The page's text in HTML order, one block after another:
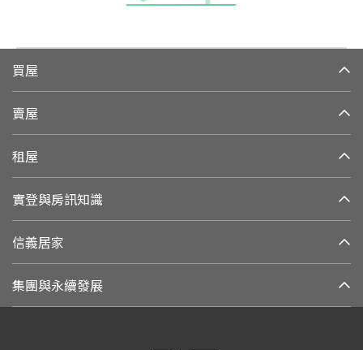
買屋
賣屋
租屋
實登與房訊知識
信義居家
集團與永續發展